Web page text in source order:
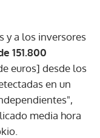
y a los inversores
151.800
euros] desde los
en un
media hora